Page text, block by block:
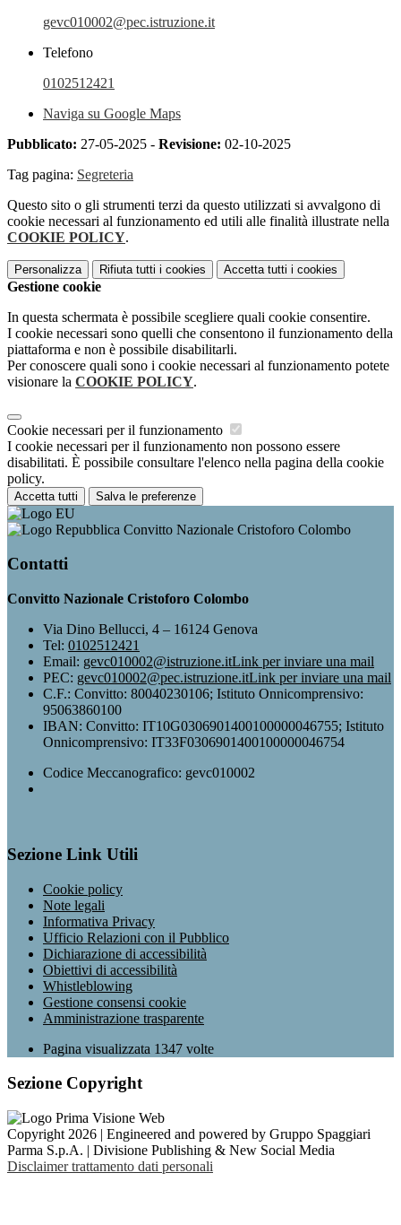
gevc010002@pec.istruzione.it
Telefono
0102512421
Naviga su Google Maps
Pubblicato: 27-05-2025 - Revisione: 02-10-2025
Tag pagina: Segreteria
Questo sito o gli strumenti terzi da questo utilizzati si avvalgono di
cookie necessari al funzionamento ed utili alle finalità illustrate nella
COOKIE POLICY.
Personalizza Rifiuta tutti i cookies Accetta tutti i cookies
Gestione cookie
In questa schermata è possibile scegliere quali cookie consentire.
I cookie necessari sono quelli che consentono il funzionamento della
piattaforma e non è possibile disabilitarli.
Per conoscere quali sono i cookie necessari al funzionamento potete
visionare la COOKIE POLICY.
Cookie necessari per il funzionamento
I cookie necessari per il funzionamento non possono essere
disabilitati. È possibile consultare l'elenco nella pagina della cookie
policy.
Accetta tutti Salva le preferenze
Convitto Nazionale Cristoforo Colombo
Contatti
Convitto Nazionale Cristoforo Colombo
Via Dino Bellucci, 4 – 16124 Genova
Tel: 0102512421
Email: gevc010002@istruzione.itLink per inviare una mail
PEC: gevc010002@pec.istruzione.itLink per inviare una mail
C.F.: Convitto: 80040230106; Istituto Onnicomprensivo:
95063860100
IBAN: Convitto: IT10G0306901400100000046755; Istituto
Onnicomprensivo: IT33F0306901400100000046754
Codice Meccanografico: gevc010002
Sezione Link Utili
Cookie policy
Note legali
Informativa Privacy
Ufficio Relazioni con il Pubblico
Dichiarazione di accessibilità
Obiettivi di accessibilità
Whistleblowing
Gestione consensi cookie
Amministrazione trasparente
Pagina visualizzata 1347 volte
Sezione Copyright
Copyright 2026 | Engineered and powered by Gruppo Spaggiari
Parma S.p.A. | Divisione Publishing & New Social Media
Disclaimer trattamento dati personali